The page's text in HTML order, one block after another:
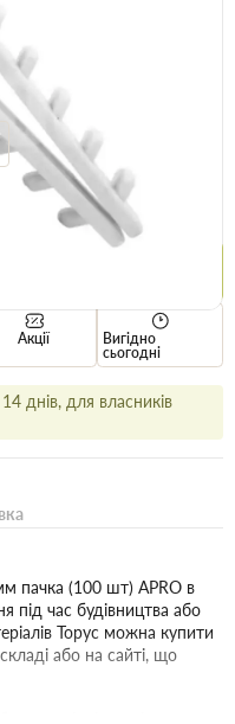
Акції
Вигідно
сьогодні
днів, для власників
пачка (100 шт) APRO в
під час будівництва або
Торус можна купити
або на сайті, що